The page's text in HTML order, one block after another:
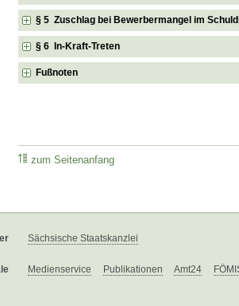
§ 5 Zuschlag bei Bewerbermangel im
§ 6 In-Kraft-Treten
Fußnoten
zum Seitenanfang
Sächsische Staatskanzlei
Medienservice Publikationen Amt24